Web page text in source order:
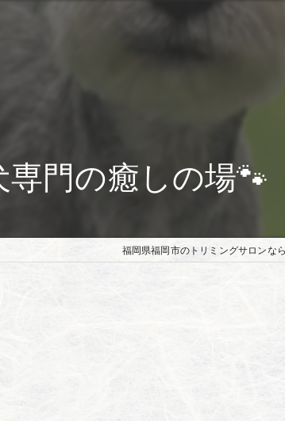
専門の癒しの場🐾
福岡県福岡市のトリミングサロンな